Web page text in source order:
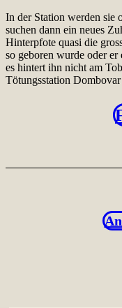
In der Station werden sie
suchen dann ein neues
Hinterpfote quasi die
so geboren wurde oder
es hintert ihn nicht am
Tötungsstation